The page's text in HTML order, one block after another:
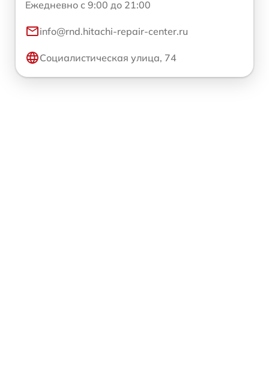
Ежедневно с 9:00 до 21:00
info@rnd.hitachi-repair-center.ru
Социалистическая улица, 74